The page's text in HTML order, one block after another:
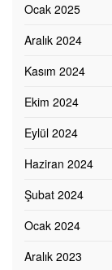
Ocak 2025
Aralık 2024
Kasım 2024
Ekim 2024
Eylül 2024
Haziran 2024
Şubat 2024
Ocak 2024
Aralık 2023